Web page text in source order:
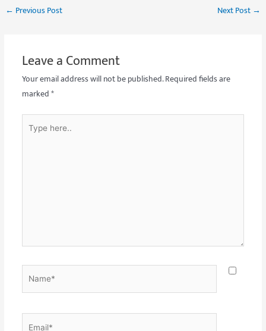
← Previous Post Next Post →
Leave a Comment
Your email address will not be published.Required fields are
marked*
here..